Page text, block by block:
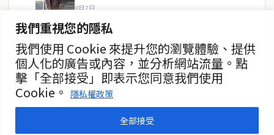
我們重視您的隱私
我們使用 Cookie 來提升您的瀏覽體驗、提供
個人化的廣告或內容，並分析網站流量。點
擊「全部接受」即表示您同意我們使用
Cookie。
隱私權政策
全部接受
8月7日
暖武里名校發生槍擊案 2死15傷
8月7日
85歲奶奶推車粥攤 譜30年傳奇
8月7日
聯絡資訊
歡迎來信洽詢合作事宜
或提供新聞線索
service@thaichinesenews.com